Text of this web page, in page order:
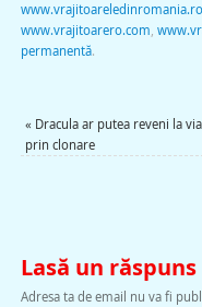
www.vrajitoareledinromania.ro
www.vrajitoarero.com,
permanentă.
« Dracula ar putea reveni la
prin clonare
Lasă un răspuns
Adresa ta de email nu va fi